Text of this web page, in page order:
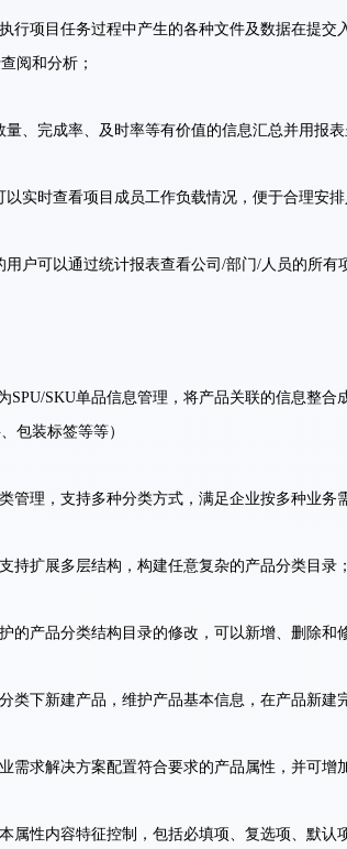
行项目任务过程中产生的各种文件及数据在提
阅和分析；
量、完成率、及时率等有价值的信息汇总并用报表
以实时查看项目成员工作负载情况，便于合理安排
用户可以通过统计报表查看公司/部门/人员的所有
SPU/SKU单品信息管理，将产品关联的信息整
包装标签等等）
管理，支持多种分类方式，满足企业按多种业务
持扩展多层结构，构建任意复杂的产品分类目录；
的产品分类结构目录的修改，可以新增、删除和
类下新建产品，维护产品基本信息，在产品新建
需求解决方案配置符合要求的产品属性，并可增
属性内容特征控制，包括必填项、复选项、默认